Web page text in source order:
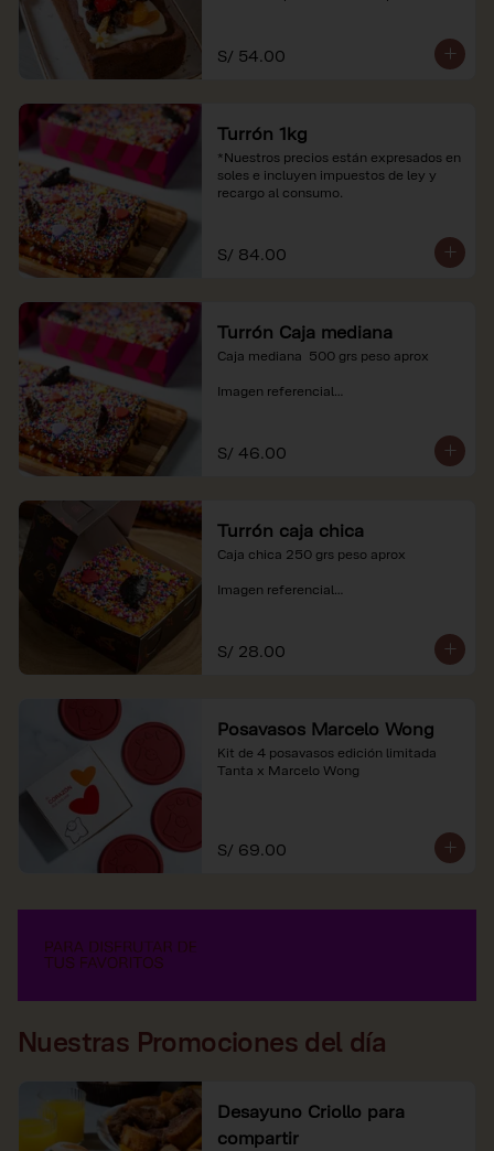
S/ 54.00
Turrón 1kg
*Nuestros precios están expresados en
soles e incluyen impuestos de ley y
recargo al consumo.
S/ 84.00
Turrón Caja mediana
Caja mediana  500 grs peso aprox
Imagen referencial
soles e incluyen impuestos de ley y
recargo al consumo.
S/ 46.00
Turrón caja chica
Caja chica 250 grs peso aprox
Imagen referencial
soles e incluyen impuestos de ley y
recargo al consumo.
S/ 28.00
Posavasos Marcelo Wong
Kit de 4 posavasos edición limitada
Tanta x Marcelo Wong
S/ 69.00
Nuestras Promociones del día
Desayuno Criollo para
compartir